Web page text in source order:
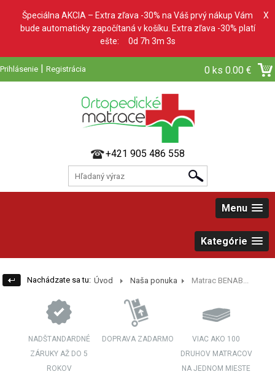
Špeciálna AKCIA – Extra zľava -30% na Váš prvý nákup Vám
bude automaticky započítaná v košíku. Extra zľava -30% platí
ešte: 0d 7h 3m 2s
X
Prihlásenie | Registrácia 0 ks 0.00 €
+421 905 486 558
Menu
Kategórie
Nachádzate sa tu: Úvod Naša ponuka Matrac BENAB...
NADŠTANDARDNÉ
ZÁRUKY AŽ DO 5
ROKOV
DOPRAVA ZADARMO
VIAC AKO 100
DRUHOV MATRACOV
NA JEDNOM MIESTE